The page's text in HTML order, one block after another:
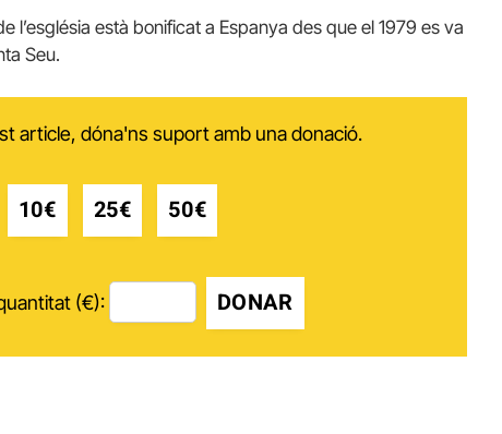
l’església està bonificat a Espanya des que el 1979 es va
Seu.
article, dóna'ns suport amb una donació.
10€ 25€ 50€
(€): DONAR